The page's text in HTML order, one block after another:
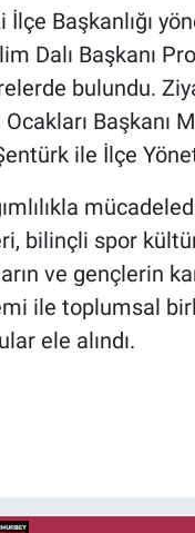
İlçe Başkanlığı
Dalı Başkanı
bulundu.
Başkanı
ile İlçe
bilinçli spor
ve gençlerin
ile toplumsal
ele alındı.